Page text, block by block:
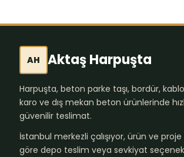
AH Aktaş Harpuşta
Harpuşta, beton parke taşı, bordür,
karo ve dış mekan beton ürünlerinde
güvenilir teslimat.
İstanbul merkezli çalışıyor, ürün ve
göre depo teslim veya sevkiyat